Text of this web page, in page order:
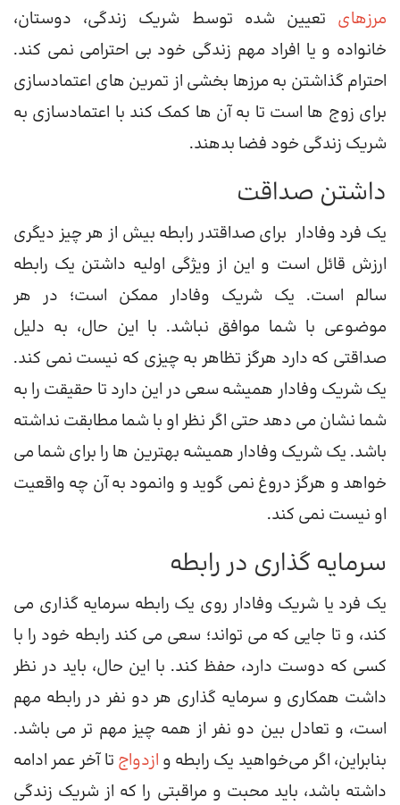
مرزهای تعیین شده توسط شریک زندگی، دوستان،
خانواده و یا افراد مهم زندگی خود بی احترامی نمی کند.
احترام گذاشتن به مرزها بخشی از تمرین های اعتمادسازی
برای زوج ها است تا به آن ها کمک کند با اعتمادسازی به
شریک زندگی خود فضا بدهند.
داشتن صداقت
یک فرد وفادار برای صداقتدر رابطه بیش از هر چیز دیگری
ارزش قائل است و این از ویژگی اولیه داشتن یک رابطه
سالم است. یک شریک وفادار ممکن است؛ در هر
موضوعی با شما موافق نباشد. با این حال، به دلیل
صداقتی که دارد هرگز تظاهر به چیزی که نیست نمی کند.
یک شریک وفادار همیشه سعی در این دارد تا حقیقت را به
شما نشان می دهد حتی اگر نظر او با شما مطابقت نداشته
باشد. یک شریک وفادار همیشه بهترین ها را برای شما می
خواهد و هرگز دروغ نمی گوید و وانمود به آن چه واقعیت
او نیست نمی کند.
سرمایه گذاری در رابطه
یک فرد یا شریک وفادار روی یک رابطه سرمایه گذاری می
کند، و تا جایی که می تواند؛ سعی می کند رابطه خود را با
کسی که دوست دارد، حفظ کند. با این حال، باید در نظر
داشت همکاری و سرمایه گذاری هر دو نفر در رابطه مهم
است، و تعادل بین دو نفر از همه چیز مهم تر می باشد.
بنابراین، اگر می‌خواهید یک رابطه و ازدواج تا آخر عمر ادامه
داشته باشد، باید محبت و مراقبتی را که از شریک زندگی